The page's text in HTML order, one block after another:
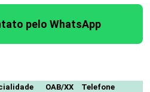
pelo WhatsApp
OAB/XX
Telefone